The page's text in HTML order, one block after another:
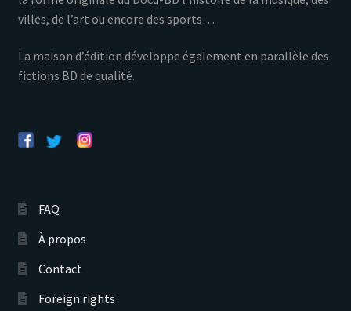
villes, de l’art ou encore des sports…
La maison d’édition développe également en parallèle des
fictions BD de qualité.
FAQ
À propos
Contact
Foreign rights